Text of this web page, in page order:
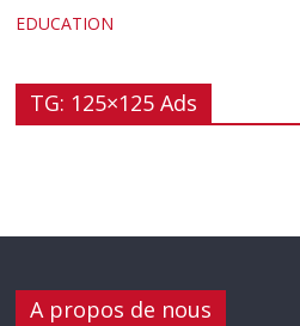
EDUCATION
TG: 125×125 Ads
A propos de nous